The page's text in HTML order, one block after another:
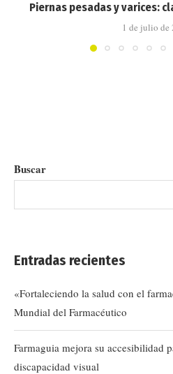
Piernas pesadas y varices:
1 de julio de
Buscar
Entradas recientes
«Fortaleciendo la salud con el
Mundial del Farmacéutico
Farmaguia mejora su accesibilidad
discapacidad visual